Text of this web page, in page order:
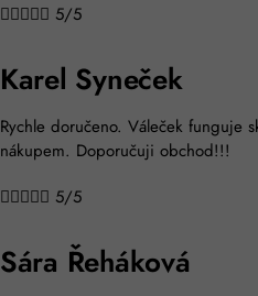
 5/5
Karel Syneček
Rychle doručeno. Váleček funguje
nákupem. Doporučuji obchod!!!
 5/5
Sára Řeháková